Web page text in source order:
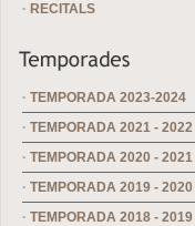
· RECITALS
· TEMPORADA 2023-2024
· TEMPORADA 2021 - 2022
· TEMPORADA 2020 - 2021
· TEMPORADA 2019 - 2020
· TEMPORADA 2018 - 2019